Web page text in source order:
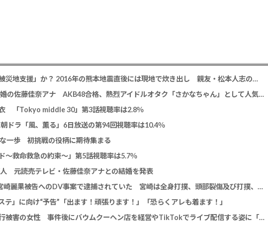
中居正広氏 「ひそかに被災地支援」か？ 2016年の熊本地震直後には現地で炊き出し 親友・松本人志の闘病に心を痛め、頻繁に連絡も
レインボー 池田直人と結婚の佐藤佳奈アナ AKB48合格、熱烈アイドルオタク「さかなちゃん」として人気に、7月末に読売テレビ退社
「Tokyo middle 30」第3話視聴率は2.8％
ドラ「風、薫る」6日放送の第94回視聴率は10.4％
一歩 初挑戦の役柄に期待集まる
救命救急の約束～」第5話視聴率は5.7％
人 元読売テレビ・佐藤佳奈アナとの結婚を発表
元EXILE黒木啓司 妻・宮崎麗果被告へのDV事案で逮捕されていた 宮崎は全身打撲、頭部裂傷及び打撲、頸部損傷の怪我
」に向け“予告”「出ます！頑張ります！」「恐らくアレも着ます！」
斉藤慎二被告から性的暴行被害の女性 事件後にバウムクーヘン店を経営やTikTokでライブ配信する姿に「言葉にできない悔しさと怒り」